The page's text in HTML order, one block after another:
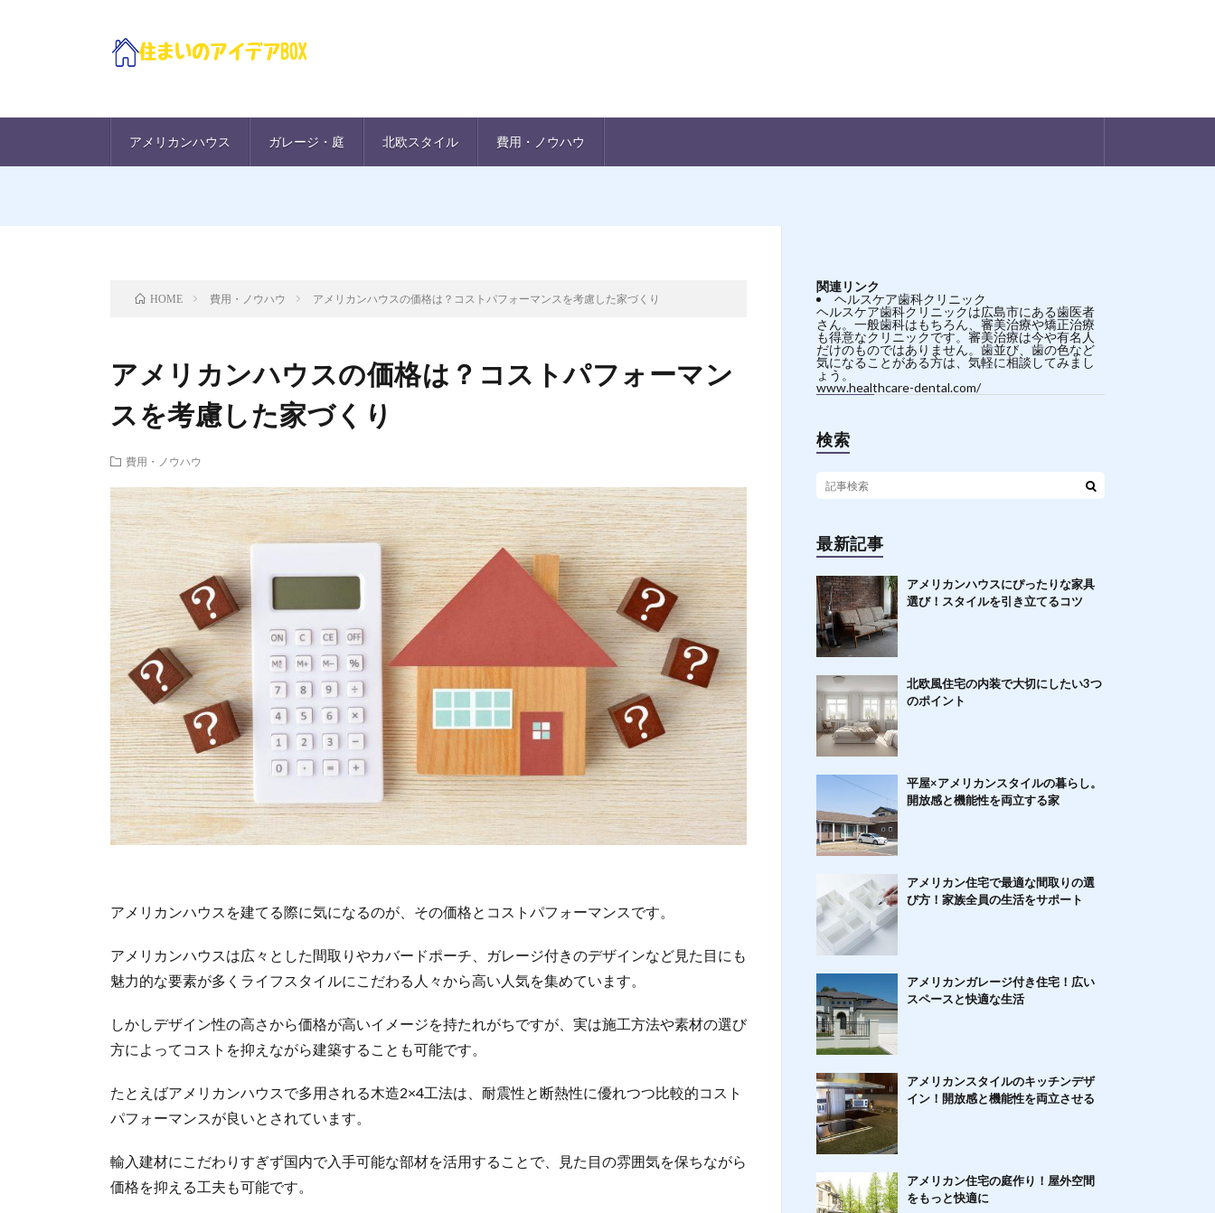
アメリカンハウス ガレージ・庭 北欧スタイル 費用・ノウハウ
HOME 費用・ノウハウ アメリカンハウスの価格は？コストパフォーマンスを考慮した家づくり
アメリカンハウスの価格は？コストパフォーマン
スを考慮した家づくり
費用・ノウハウ
アメリカンハウスを建てる際に気になるのが、その価格とコストパフォーマンスです。
アメリカンハウスは広々とした間取りやカバードポーチ、ガレージ付きのデザインなど見た目にも
魅力的な要素が多くライフスタイルにこだわる人々から高い人気を集めています。
しかしデザイン性の高さから価格が高いイメージを持たれがちですが、実は施工方法や素材の選び
方によってコストを抑えながら建築することも可能です。
たとえばアメリカンハウスで多用される木造2×4工法は、耐震性と断熱性に優れつつ比較的コスト
パフォーマンスが良いとされています。
輸入建材にこだわりすぎず国内で入手可能な部材を活用することで、見た目の雰囲気を保ちながら
価格を抑える工夫も可能です。
関連リンク
ヘルスケア歯科クリニック
ヘルスケア歯科クリニックは広島市にある歯医者
さん。一般歯科はもちろん、審美治療や矯正治療
も得意なクリニックです。審美治療は今や有名人
だけのものではありません。歯並び、歯の色など
気になることがある方は、気軽に相談してみまし
ょう。
www.healthcare-dental.com/
検索
最新記事
アメリカンハウスにぴったりな家具
選び！スタイルを引き立てるコツ
北欧風住宅の内装で大切にしたい3つ
のポイント
平屋×アメリカンスタイルの暮らし。
開放感と機能性を両立する家
アメリカン住宅で最適な間取りの選
び方！家族全員の生活をサポート
アメリカンガレージ付き住宅！広い
スペースと快適な生活
アメリカンスタイルのキッチンデザ
イン！開放感と機能性を両立させる
アメリカン住宅の庭作り！屋外空間
をもっと快適に